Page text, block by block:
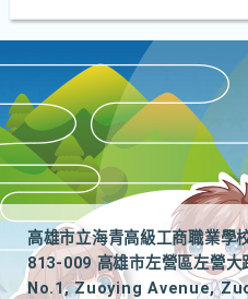
高雄市立海青高級工商職業學
813-009 高雄市左營區左營大
No.1, Zuoying Avenue,